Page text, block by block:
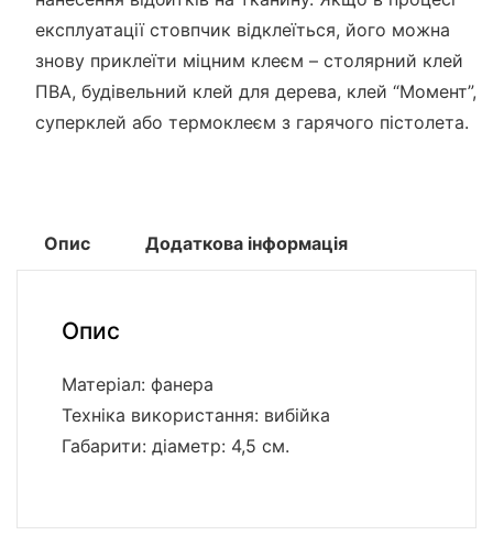
експлуатації стовпчик відклеїться, його можна
знову приклеїти міцним клеєм – столярний клей
ПВА, будівельний клей для дерева, клей “Момент”,
суперклей або термоклеєм з гарячого пістолета.
Опис Додаткова інформація
Опис
Матеріал: фанера
Техніка використання: вибійка
Габарити: діаметр: 4,5 см.